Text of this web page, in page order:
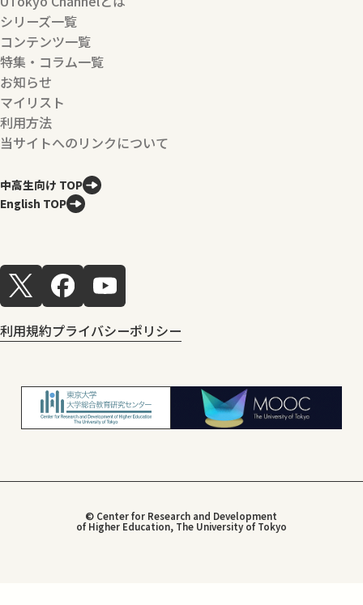
シリーズ一覧
コンテンツ一覧
特集・コラム一覧
お知らせ
マイリスト
利用方法
当サイトへのリンクについて
中高生向け TOP
English TOP
利用規約プライバシーポリシー
© Center for Research and Development
of Higher Education, The University of Tokyo